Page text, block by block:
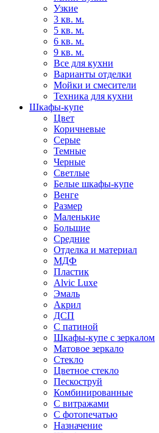
Узкие
3 кв. м.
5 кв. м.
6 кв. м.
9 кв. м.
Все для кухни
Варианты отделки
Мойки и смесители
Техника для кухни
Шкафы-купе
Цвет
Коричневые
Серые
Темные
Черные
Светлые
Белые шкафы-купе
Венге
Размер
Маленькие
Большие
Средние
Отделка и материал
МДФ
Пластик
Alvic Luxe
Эмаль
Акрил
ДСП
С патиной
Шкафы-купе с зеркалом
Матовое зеркало
Стекло
Цветное стекло
Пескоструй
Комбинированные
С витражами
С фотопечатью
Назначение